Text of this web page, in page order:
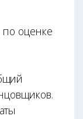
оценке